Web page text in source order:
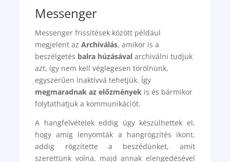
Messenger
Messenger frissítések között például
megjelent azArchiválás, amikor is a
beszélgetés balra húzásával archiválni tudjuk
azt, így nem kell véglegesen törölnünk,
egyszerűen inaktívvá tehetjük. Így
megmaradnak az előzmények is és bármikor
folytathatjuk a kommunikációt.
A hangfelvételek eddig úgy készülhettek el,
hogy amíg lenyomták a hangrögzítés ikont,
addig rögzítette a beszédünket, amit
szerettünk volna, majd annak elengedésével